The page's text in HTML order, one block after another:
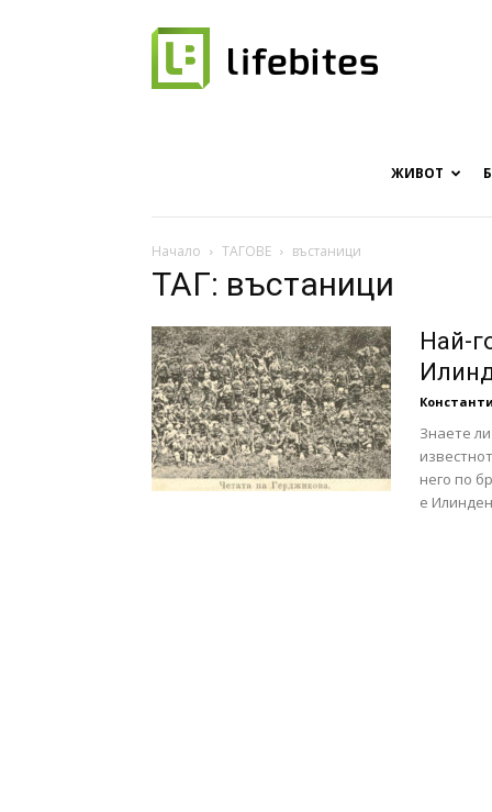
списание
за
хапки
ЖИВОТ
Начало ТАГОВЕ въстаници
ТАГ: въстаници
Най-
Знаете
него по
е